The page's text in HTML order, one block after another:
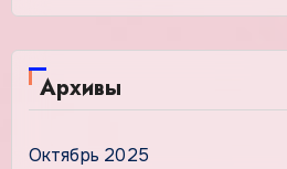
Архивы
Октябрь 2025